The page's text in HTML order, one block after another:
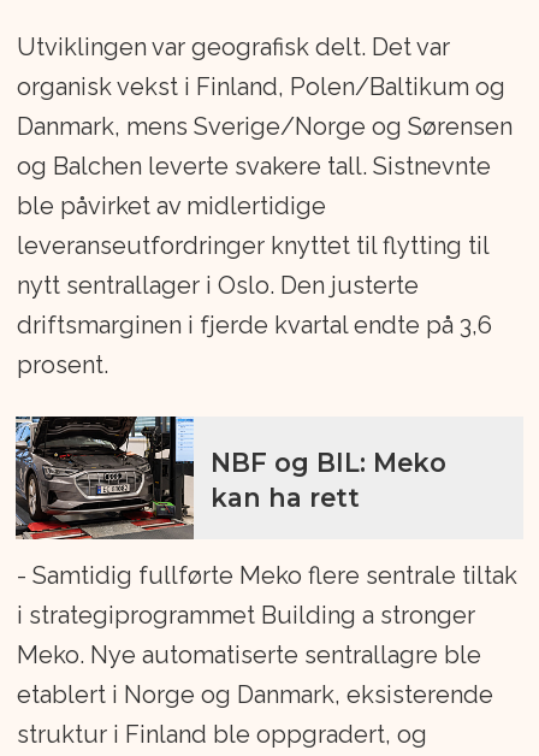
Utviklingen var geografisk delt. Det var
organisk vekst i Finland, Polen/Baltikum og
Danmark, mens Sverige/Norge og Sørensen
og Balchen leverte svakere tall. Sistnevnte
ble påvirket av midlertidige
leveranseutfordringer knyttet til flytting til
nytt sentrallager i Oslo. Den justerte
driftsmarginen i fjerde kvartal endte på 3,6
prosent.
NBF og BIL: Meko
kan ha rett
- Samtidig fullførte Meko flere sentrale tiltak
i strategiprogrammet Building a stronger
Meko. Nye automatiserte sentrallagre ble
etablert i Norge og Danmark, eksisterende
struktur i Finland ble oppgradert, og